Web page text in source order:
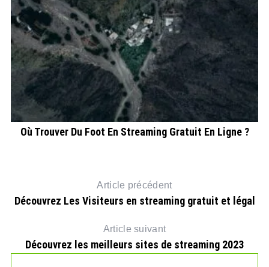
Où Trouver Du Foot En Streaming Gratuit En Ligne ?
Article précédent
Découvrez Les Visiteurs en streaming gratuit et légal
Article suivant
Découvrez les meilleurs sites de streaming 2023